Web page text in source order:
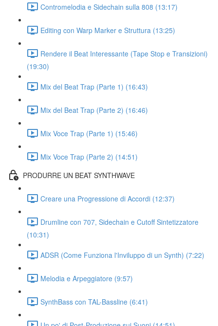
Contromelodia e Sidechain sulla 808 (13:17)
Editing con Warp Marker e Struttura (13:25)
Rendere il Beat Interessante (Tape Stop e Transizioni)
(19:30)
Mix del Beat Trap (Parte 1) (16:43)
Mix del Beat Trap (Parte 2) (16:46)
Mix Voce Trap (Parte 1) (15:46)
Mix Voce Trap (Parte 2) (14:51)
PRODURRE UN BEAT SYNTHWAVE
Creare una Progressione di Accordi (12:37)
Drumline con 707, Sidechain e Cutoff Sintetizzatore
(10:31)
ADSR (Come Funziona l'Inviluppo di un Synth) (7:22)
Melodia e Arpeggiatore (9:57)
SynthBass con TAL-Bassline (6:41)